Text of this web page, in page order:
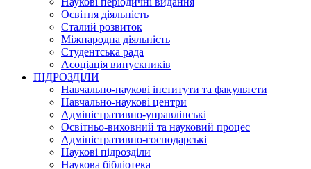
Освітня діяльність
Сталий розвиток
Міжнародна діяльність
Студентська рада
Асоціація випускників
ПІДРОЗДІЛИ
Навчально-наукові інститути та факультети
Навчально-наукові центри
Адміністративно-управлінські
Освітньо-виховний та науковий процес
Адміністративно-господарські
Наукові підрозділи
Наукова бібліотека